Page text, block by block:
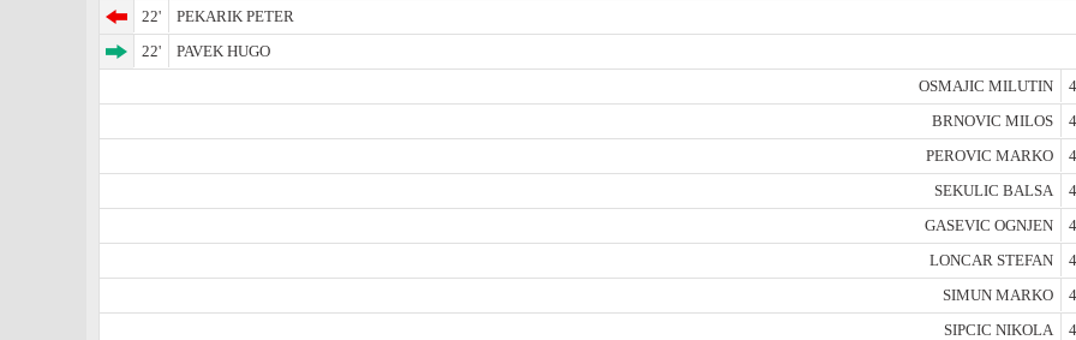
22'
PEKARIK PETER
22'
PAVEK HUGO
OSMAJIC MILUTIN
BRNOVIC MILOS
PEROVIC MARKO
SEKULIC BALSA
GASEVIC OGNJEN
LONCAR STEFAN
SIMUN MARKO
SIPCIC NIKOLA